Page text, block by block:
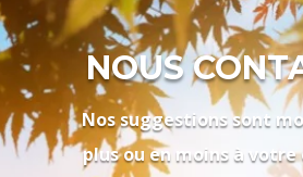
NOUS
Nos suggestions sont
plus ou en moins à votre